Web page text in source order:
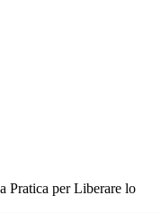
Pratica per Liberare lo